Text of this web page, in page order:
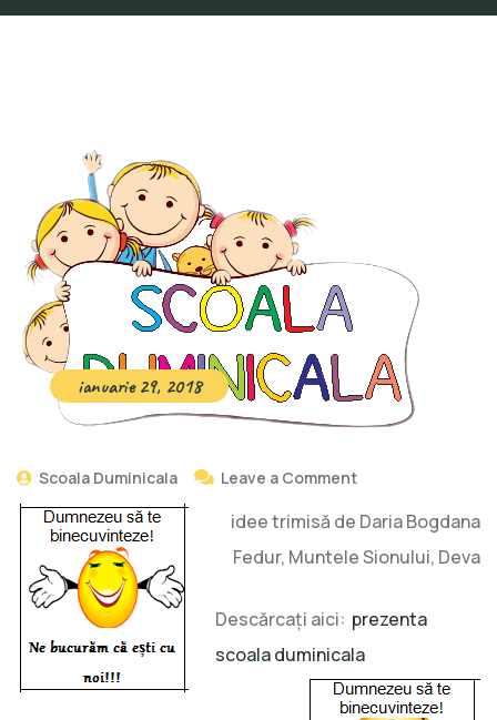
ianuarie 29, 2018
Scoala Duminicala Leave a Comment
idee trimisă de Daria Bogdana
Fedur, Muntele Sionului, Deva
Descărcaţi aici: prezenta
scoala duminicala